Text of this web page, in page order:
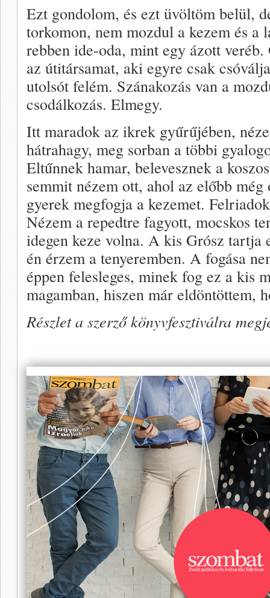
Ezt gondolom, és ezt üvöltöm belül,
torkomon, nem mozdul a kezem és a
rebben ide-oda, mint egy ázott
az útitársamat, aki egyre csak
utolsót felém. Szánakozás van a
csodálkozás. Elmegy.
Itt maradok az ikrek gyűrűjében,
hátrahagy, meg sorban a többi
Eltűnnek hamar, belevesznek a
semmit nézem ott, ahol az előbb
gyerek megfogja a kezemet.
Nézem a repedtre fagyott, mocskos
idegen keze volna. A kis Grósz tartja
én érzem a tenyeremben. A fogása
éppen felesleges, minek fog ez a kis
magamban, hiszen már eldöntöttem,
Részlet a szerző könyvfesztiválra